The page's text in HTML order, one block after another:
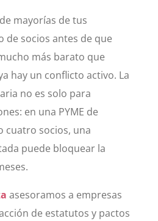
mayorías de tus
de socios antes de que
más barato que
hay un conflicto activo. La
no es solo para
en una PYME de
cuatro socios, una
puede bloquear la
asesoramos a empresas
de estatutos y pactos